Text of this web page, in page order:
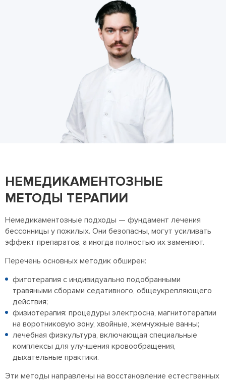
НЕМЕДИКАМЕНТОЗНЫЕ
МЕТОДЫ ТЕРАПИИ
Немедикаментозные подходы — фундамент лечения
бессонницы у пожилых. Они безопасны, могут усиливать
эффект препаратов, а иногда полностью их заменяют.
Перечень основных методик обширен:
фитотерапия с индивидуально подобранными
травяными сборами седативного, общеукрепляющего
действия;
физиотерапия: процедуры электросна, магнитотерапии
на воротниковую зону, хвойные, жемчужные ванны;
лечебная физкультура, включающая специальные
комплексы для улучшения кровообращения,
дыхательные практики.
Эти методы направлены на восстановление естественных